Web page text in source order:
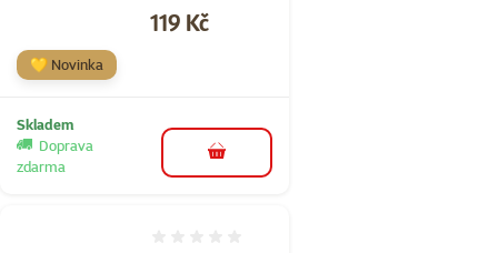
Cena
119 Kč
💛 Novinka
Skladem
Doprava
zdarma
do košíku